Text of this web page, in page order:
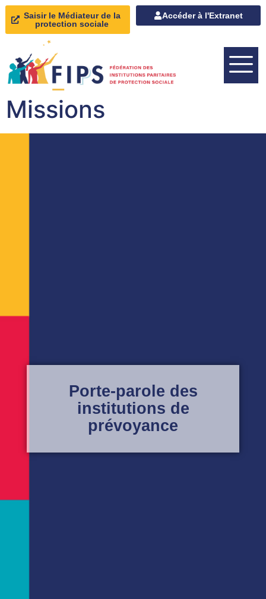
Saisir le Médiateur de la
protection sociale
Accéder à l'Extranet
Missions
Porte-parole des
institutions de
prévoyance